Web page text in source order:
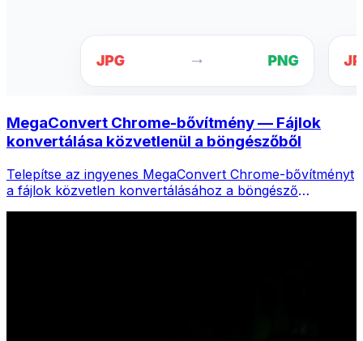
MegaConvert Chrome-bővítmény — Fájlok
konvertálása közvetlenül a böngészőből
Telepítse az ingyenes MegaConvert Chrome-bővítményt
a fájlok közvetlen konvertálásához a böngésző